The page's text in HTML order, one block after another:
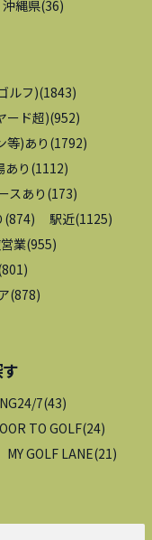
沖縄県(36)
ルフ)(1843)
ード超)(952)
等)あり (1792)
り(1112)
スあり(173)
(874) 駅近(1125)
業(955)
801 )
(878)
7(43)
TO GOLF(24)
MY GOLF LANE(21 )